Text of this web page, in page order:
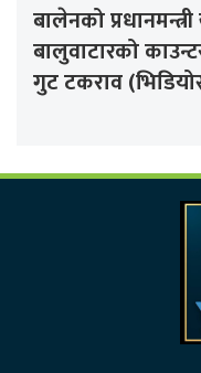
बालेनको
बालुवाटारको
गुट टकराव